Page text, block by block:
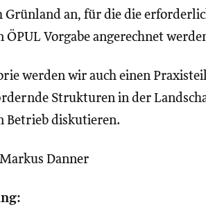
Grünland an, für die die
ÖPUL Vorgabe angerechnet
werden wir auch einen
Strukturen in der
Betrieb diskutieren.
Danner